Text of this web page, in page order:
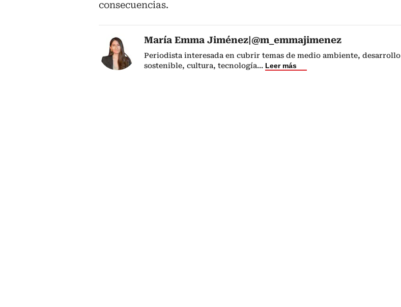
consecuencias.
María Emma Jiménez|@m_emmajimenez
Periodista interesada en cubrir temas de medio ambiente, desarrollo
sostenible, cultura, tecnología... Leer más